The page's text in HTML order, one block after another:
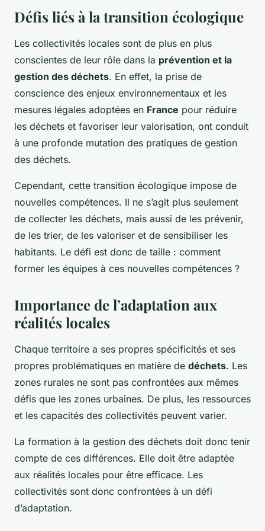
Défis liés à la transition écologique
Les collectivités locales sont de plus en plus
conscientes de leur rôle dans la prévention et la
gestion des déchets. En effet, la prise de
conscience des enjeux environnementaux et les
mesures légales adoptées en France pour réduire
les déchets et favoriser leur valorisation, ont conduit
à une profonde mutation des pratiques de gestion
des déchets.
Cependant, cette transition écologique impose de
nouvelles compétences. Il ne s’agit plus seulement
de collecter les déchets, mais aussi de les prévenir,
de les trier, de les valoriser et de sensibiliser les
habitants. Le défi est donc de taille : comment
former les équipes à ces nouvelles compétences ?
Importance de l’adaptation aux
réalités locales
Chaque territoire a ses propres spécificités et ses
propres problématiques en matière de déchets. Les
zones rurales ne sont pas confrontées aux mêmes
défis que les zones urbaines. De plus, les ressources
et les capacités des collectivités peuvent varier.
La formation à la gestion des déchets doit donc tenir
compte de ces différences. Elle doit être adaptée
aux réalités locales pour être efficace. Les
collectivités sont donc confrontées à un défi
d’adaptation.